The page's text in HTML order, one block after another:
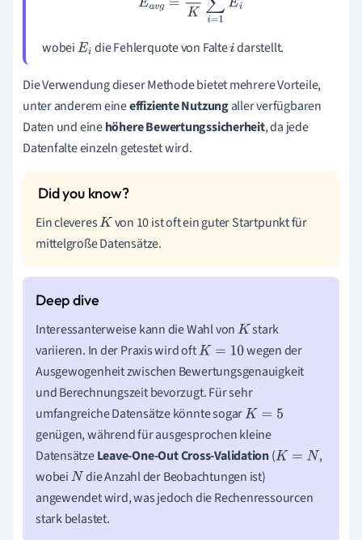
wobeiEi die Fehlerquote von Faltei darstellt.
Die Verwendung dieser Methode bietet mehrere Vorteile,
unter anderem eineeffiziente Nutzungaller verfügbaren
Daten und einehöhere Bewertungssicherheit, da jede
Datenfalte einzeln getestet wird.
Ein cleveresK von 10 ist oft ein guter Startpunkt für
mittelgroße Datensätze.
Interessanterweise kann die Wahl vonK stark
variieren. In der Praxis wird oftK= 10
wegen der
Ausgewogenheit zwischen Bewertungsgenauigkeit
und Berechnungszeit bevorzugt. Für sehr
umfangreiche Datensätze könnte sogarK= 5
genügen, während für ausgesprochen kleine
DatensätzeLeave-One-Out Cross-Validation(K= N
,
wobeiN die Anzahl der Beobachtungen ist)
angewendet wird, was jedoch die Rechenressourcen
stark belastet.